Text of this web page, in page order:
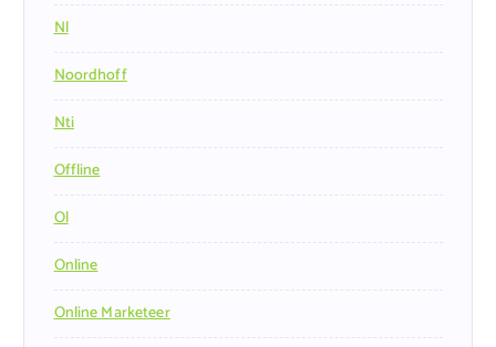
Nl
Noordhoff
Nti
Offline
Ol
Online
Online Marketeer